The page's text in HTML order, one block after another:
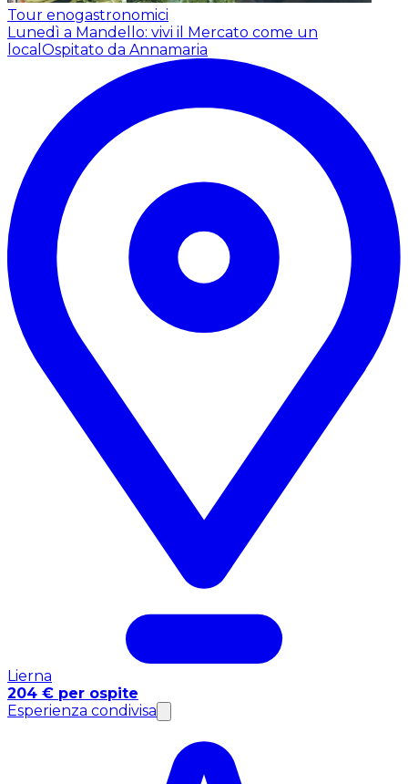
Tour enogastronomici
Lunedì a Mandello: vivi il Mercato come un
local Ospitato da Annamaria
Lierna
204 € per ospite
Esperienza condivisa